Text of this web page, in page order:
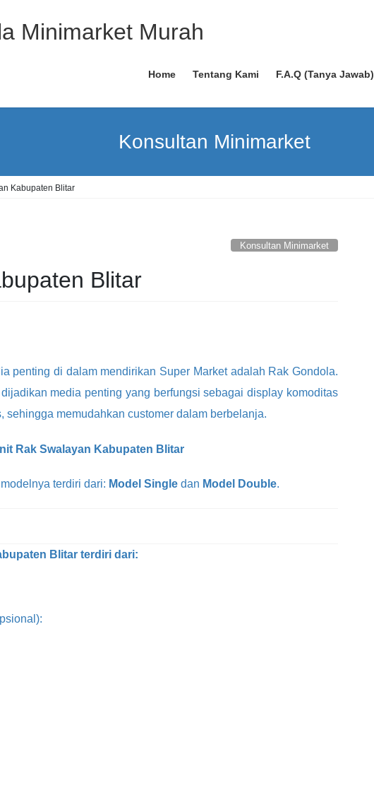
Home Tentang Kami F.A.Q (Tanya Jawab)
Konsultan Minimarket
Kabupaten Blitar
Konsultan Minimarket
Blitar
penting di dalam mendirikan Super Market adalah Rak Gondola.
media penting yang berfungsi sebagai display komoditas
sehingga memudahkan customer dalam berbelanja.
Rak Swalayan Kabupaten Blitar
terdiri dari: Model Single dan Model Double.
Blitar terdiri dari: